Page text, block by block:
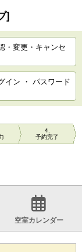
]
・変更・キャンセ
イン ・ パスワード
4
予約完了
空室カレンダー